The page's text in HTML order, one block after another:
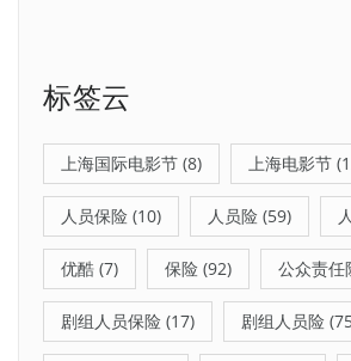
标签云
上海国际电影节 (8) 上海电影节
人员保险 (10) 人员险 (59)
优酷 (7) 保险 (92) 公众责任
剧组人员保险 (17) 剧组人员险